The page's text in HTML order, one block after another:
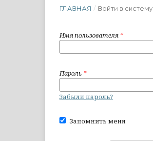
ГЛАВНАЯ / Войти в систему
Имя пользователя *
Пароль *
Забыли пароль?
Запомнить меня